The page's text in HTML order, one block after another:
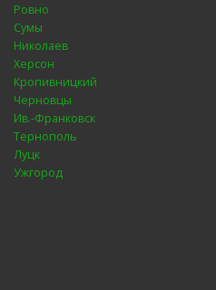
Ровно
Сумы
Николаев
Херсон
Кропивницкий
Черновцы
Ив.-Франковск
Тернополь
Луцк
Ужгород